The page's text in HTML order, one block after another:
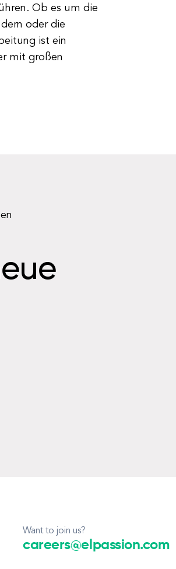
Ob es um die
oder die
ist ein
mit großen
Want to join us?
careers@elpassion.com